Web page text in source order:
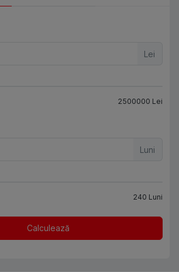
Lei
2500000 Lei
Luni
240 Luni
Calculează